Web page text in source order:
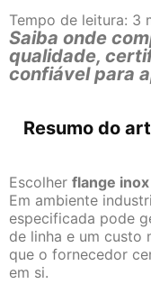
Tempo de leitura: 3
Saiba onde
qualidade,
confiável para
Resumo do
Escolher flange inox
Em ambiente
especificada pode
de linha e um custo
que o fornecedor
em si.